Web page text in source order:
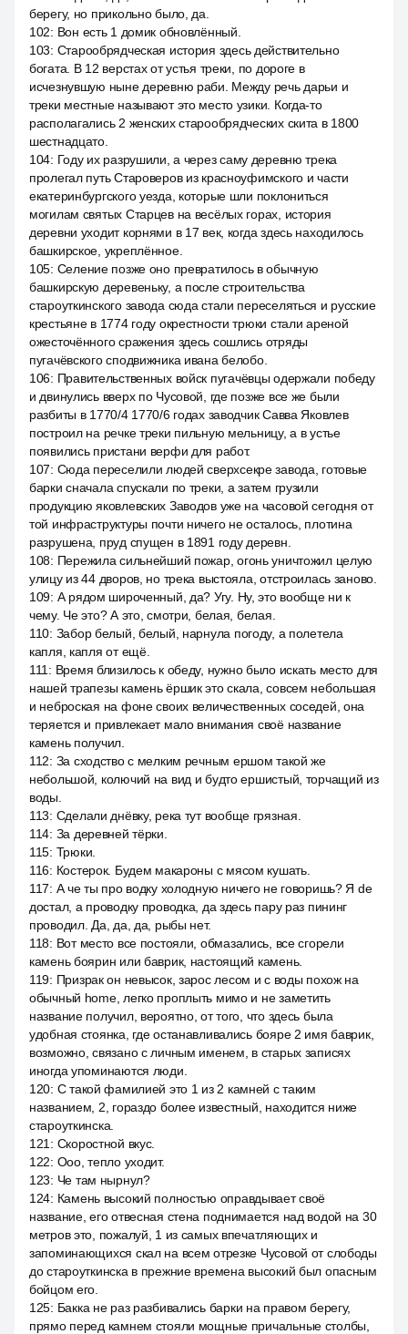
берегу, но прикольно было, да.
102: Вон есть 1 домик обновлённый.
103: Старообрядческая история здесь действительно
богата. В 12 верстах от устья треки, по дороге в
исчезнувшую ныне деревню раби. Между речь дарьи и
треки местные называют это место узики. Когда-то
располагались 2 женских старообрядческих скита в 1800
шестнадцато.
104: Году их разрушили, а через саму деревню трека
пролегал путь Староверов из красноуфимского и части
екатеринбургского уезда, которые шли поклониться
могилам святых Старцев на весёлых горах, история
деревни уходит корнями в 17 век, когда здесь находилось
башкирское, укреплённое.
105: Селение позже оно превратилось в обычную
башкирскую деревеньку, а после строительства
староуткинского завода сюда стали переселяться и русские
крестьяне в 1774 году окрестности трюки стали ареной
ожесточённого сражения здесь сошлись отряды
пугачёвского сподвижника ивана белобо.
106: Правительственных войск пугачёвцы одержали победу
и двинулись вверх по Чусовой, где позже все же были
разбиты в 1770/4 1770/6 годах заводчик Савва Яковлев
построил на речке треки пильную мельницу, а в устье
появились пристани верфи для работ.
107: Сюда переселили людей сверхсекре завода, готовые
барки сначала спускали по треки, а затем грузили
продукцию яковлевских Заводов уже на часовой сегодня от
той инфраструктуры почти ничего не осталось, плотина
разрушена, пруд спущен в 1891 году деревн.
108: Пережила сильнейший пожар, огонь уничтожил целую
улицу из 44 дворов, но трека выстояла, отстроилась заново.
109: А рядом широченный, да? Угу. Ну, это вообще ни к
чему. Че это? А это, смотри, белая, белая.
110: Забор белый, белый, нарнула погоду, а полетела
капля, капля от ещё.
111 : Время близилось к обеду, нужно было искать место для
нашей трапезы камень ёршик это скала, совсем небольшая
и неброская на фоне своих величественных соседей, она
теряется и привлекает мало внимания своё название
камень получил.
112: За сходство с мелким речным ершом такой же
небольшой, колючий на вид и будто ершистый, торчащий из
воды.
113: Сделали днёвку, река тут вообще грязная.
114: За деревней тёрки.
115: Трюки.
116: Костерок. Будем макароны с мясом кушать.
117: А че ты про водку холодную ничего не говоришь? Я de
достал, а проводку проводка, да здесь пару раз пининг
проводил. Да, да, да, рыбы нет.
118: Вот место все постояли, обмазались, все сгорели
камень боярин или баврик, настоящий камень.
119: Призрак он невысок, зарос лесом и с воды похож на
обычный home, легко проплыть мимо и не заметить
название получил, вероятно, от того, что здесь была
удобная стоянка, где останавливались бояре 2 имя баврик,
возможно, связано с личным именем, в старых записях
иногда упоминаются люди.
120: С такой фамилией это 1 из 2 камней с таким
названием, 2, гораздо более известный, находится ниже
староуткинска.
121 : Скоростной вкус.
122: Ооо, тепло уходит.
123: Че там нырнул?
124: Камень высокий полностью оправдывает своё
название, его отвесная стена поднимается над водой на 30
метров это, пожалуй, 1 из самых впечатляющих и
запоминающихся скал на всем отрезке Чусовой от слободы
до староуткинска в прежние времена высокий был опасным
бойцом его.
125: Бакка не раз разбивались барки на правом берегу,
прямо перед камнем стояли мощные причальные столбы,